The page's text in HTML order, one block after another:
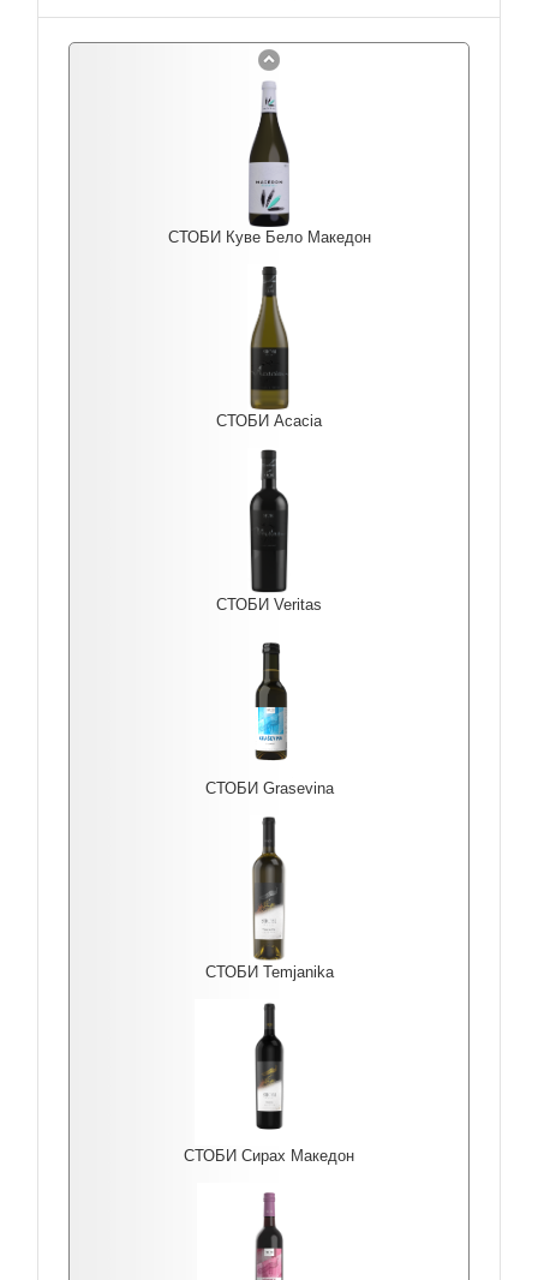
СТОБИ Куве Бело Македон
СТОБИ Acacia
СТОБИ Veritas
СТОБИ Grasevina
СТОБИ Temjanika
СТОБИ Сирах Македон